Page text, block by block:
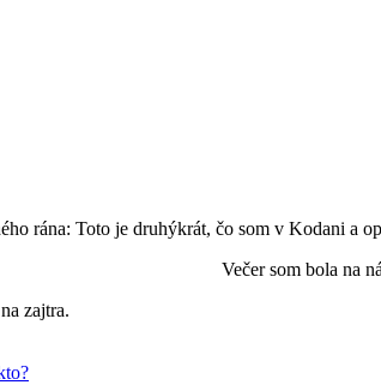
rána: Toto je druhýkrát, čo som v Kodani a
Večer som bola na
zajtra.